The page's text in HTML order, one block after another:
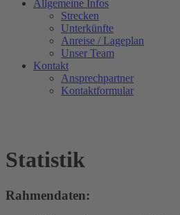
Allgemeine Infos
Strecken
Unterkünfte
Anreise / Lageplan
Unser Team
Kontakt
Ansprechpartner
Kontaktformular
Statistik
Rahmendaten: